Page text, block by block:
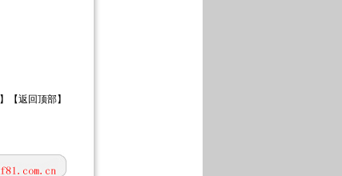
】【返回顶部】